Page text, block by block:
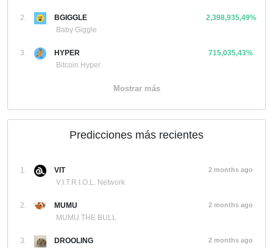
2.
BGIGGLE
Baby Giggle
2,398,935,49%
3.
HYPER
Bitcoin Hyper
715,035,43%
Mostrar más
Predicciones más recientes
1.
VIT
V.I.T.R.I.O.L. Network
2 months ago
2.
MUMU
MUMU THE BULL
2 months ago
3.
DROOLING
2 months ago